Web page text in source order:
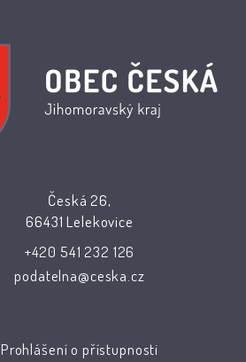
Česká 26,
66431 Lelekovice
+420 541 232 126
podatelna@ceska.cz
Prohlášení o přístupnosti